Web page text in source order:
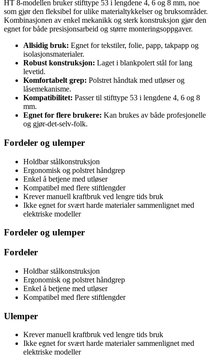
HT 8-modellen bruker stifttype 53 i lengdene 4, 6 og 8 mm, noe
som gjør den fleksibel for ulike materialtykkelser og bruksområder.
Kombinasjonen av enkel mekanikk og sterk konstruksjon gjør den
egnet for både presisjonsarbeid og større monteringsoppgaver.
Allsidig bruk: Egnet for tekstiler, folie, papp, takpapp og
isolasjonsmaterialer.
Robust konstruksjon: Laget i blankpolert stål for lang
levetid.
Komfortabelt grep: Polstret håndtak med utløser og
låsemekanisme.
Kompatibilitet: Passer til stifttype 53 i lengdene 4, 6 og 8
mm.
Egnet for flere brukere: Kan brukes av både profesjonelle
og gjør-det-selv-folk.
Fordeler og ulemper
Holdbar stålkonstruksjon
Ergonomisk og polstret håndgrep
Enkel å betjene med utløser
Kompatibel med flere stiftlengder
Krever manuell kraftbruk ved lengre tids bruk
Ikke egnet for svært harde materialer sammenlignet med
elektriske modeller
Fordeler og ulemper
Fordeler
Holdbar stålkonstruksjon
Ergonomisk og polstret håndgrep
Enkel å betjene med utløser
Kompatibel med flere stiftlengder
Ulemper
Krever manuell kraftbruk ved lengre tids bruk
Ikke egnet for svært harde materialer sammenlignet med
elektriske modeller